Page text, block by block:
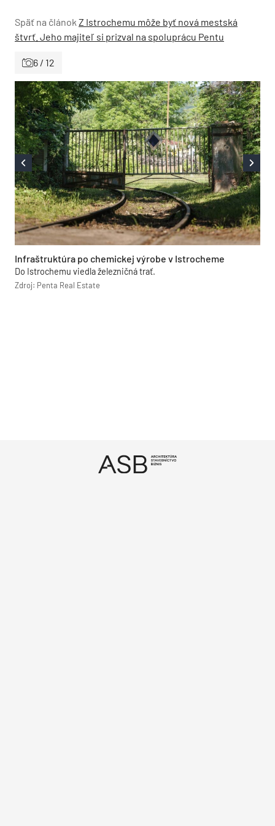
Späť na článok Z Istrochemu môže byť nová mestská
štvrť. Jeho majiteľ si prizval na spoluprácu Pentu
6 / 12
Infraštruktúra po chemickej výrobe v Istrocheme
Do Istrochemu viedla železničná trať.
Zdroj: Penta Real Estate